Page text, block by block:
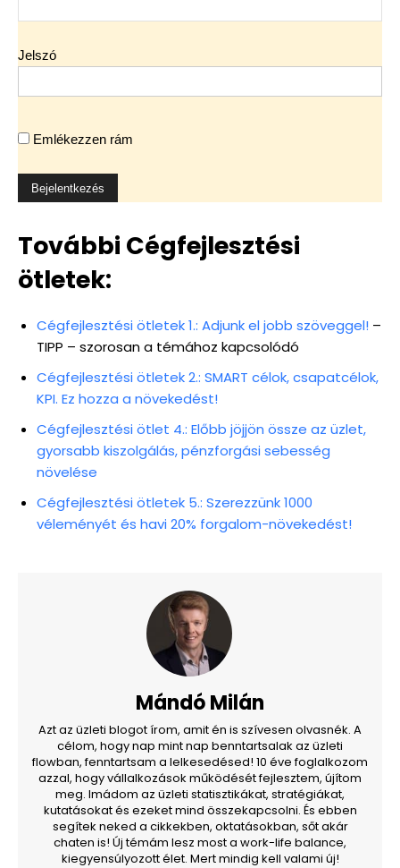
Jelszó
Emlékezzen rám
További Cégfejlesztési
ötletek:
Cégfejlesztési ötletek 1.: Adjunk el jobb szöveggel! –
TIPP – szorosan a témához kapcsolódó
Cégfejlesztési ötletek 2.: SMART célok, csapatcélok,
KPI. Ez hozza a növekedést!
Cégfejlesztési ötlet 4.: Előbb jöjjön össze az üzlet,
gyorsabb kiszolgálás, pénzforgási sebesség
növelése
Cégfejlesztési ötletek 5.: Szerezzünk 1000
véleményét és havi 20% forgalom-növekedést!
Mándó Milán
Azt az üzleti blogot írom, amit én is szívesen olvasnék. A
célom, hogy nap mint nap benntartsalak az üzleti
flowban, fenntartsam a lelkesedésed! 10 éve foglalkozom
azzal, hogy vállalkozások működését fejlesztem, újítom
meg. Imádom az üzleti statisztikákat, stratégiákat,
kutatásokat és ezeket mind összekapcsolni. És ebben
segítek neked a cikkekben, oktatásokban, sőt akár
chaten is! Új témám lesz most a work-life balance,
kiegyensúlyozott élet. Mert mindig kell valami új!